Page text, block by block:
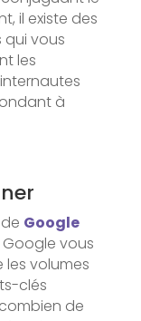
il existe des
vous
les
à
Google
vous
volumes
clés
de